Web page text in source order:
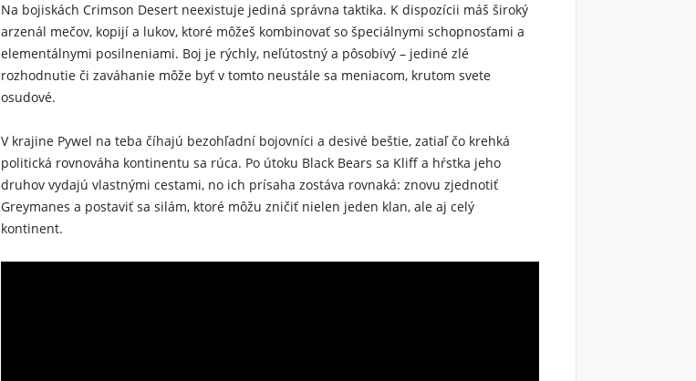
Na bojiskách Crimson Desert neexistuje jediná správna taktika. K dispozícii máš široký
arzenál mečov, kopijí a lukov, ktoré môžeš kombinovať so špeciálnymi schopnosťami a
elementálnymi posilneniami. Boj je rýchly, neľútostný a pôsobivý – jediné zlé
rozhodnutie či zaváhanie môže byť v tomto neustále sa meniacom, krutom svete
osudové.
V krajine Pywel na teba číhajú bezohľadní bojovníci a desivé beštie, zatiaľ čo krehká
politická rovnováha kontinentu sa rúca. Po útoku Black Bears sa Kliff a hŕstka jeho
druhov vydajú vlastnými cestami, no ich prísaha zostáva rovnaká: znovu zjednotiť
Greymanes a postaviť sa silám, ktoré môžu zničiť nielen jeden klan, ale aj celý
kontinent.